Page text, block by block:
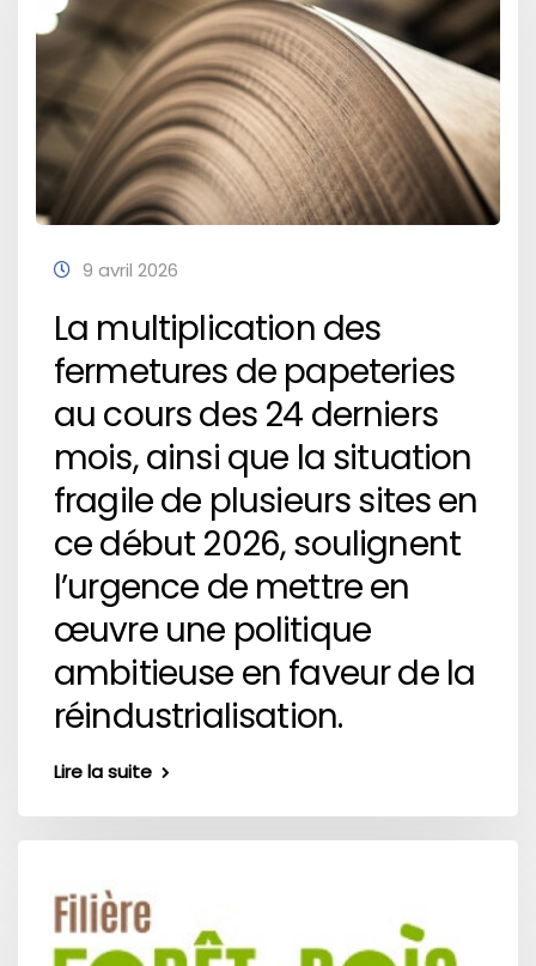
9 avril 2026
La multiplication des
fermetures de papeteries
au cours des 24 derniers
mois, ainsi que la situation
fragile de plusieurs sites en
ce début 2026, soulignent
l’urgence de mettre en
œuvre une politique
ambitieuse en faveur de la
réindustrialisation.
Lire la suite